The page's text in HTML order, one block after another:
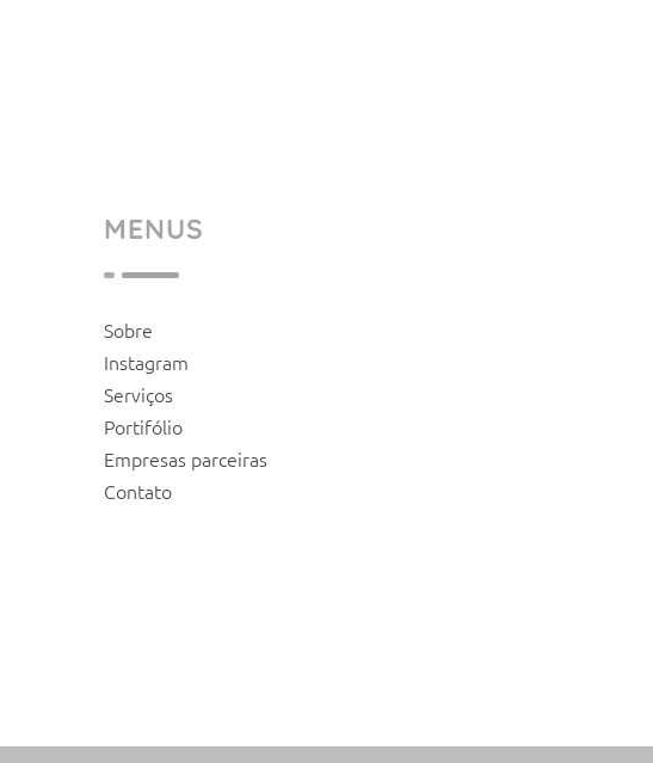
MENUS
Sobre
Instagram
Serviços
Portifólio
Empresas parceiras
Contato